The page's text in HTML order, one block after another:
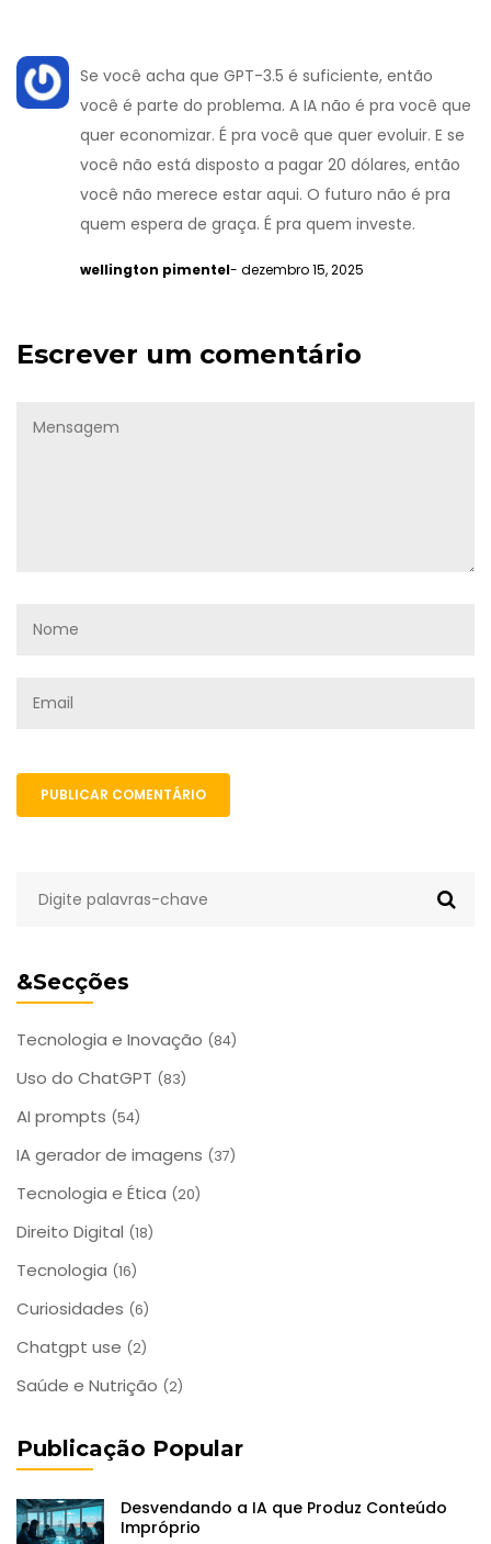
&Secções
Tecnologia e Inovação (84)
Uso do ChatGPT (83)
AI prompts (54)
IA gerador de imagens (37)
Tecnologia e Ética (20)
Direito Digital (18)
Tecnologia (16)
Curiosidades (6)
Chatgpt use (2)
Saúde e Nutrição (2)
Publicação Popular
Desvendando a IA que Produz Conteúdo
Impróprio
Se você acha que GPT-3.5 é suficiente, então
você é parte do problema. A IA não é pra você que
quer economizar. É pra você que quer evoluir. E se
você não está disposto a pagar 20 dólares, então
você não merece estar aqui. O futuro não é pra
quem espera de graça. É pra quem investe.
wellington pimentel- dezembro 15, 2025
Escrever um comentário
PUBLICAR COMENTÁRIO